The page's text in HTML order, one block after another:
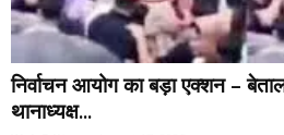
निर्वाचन आयोग का बड़ा एक्शन –
थानाध्यक्ष...